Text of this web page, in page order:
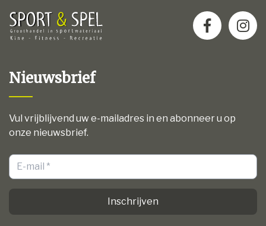
Nieuwsbrief
Vul vrijblijvend uw e-mailadres in en abonneer u op
onze nieuwsbrief.
Inschrijven